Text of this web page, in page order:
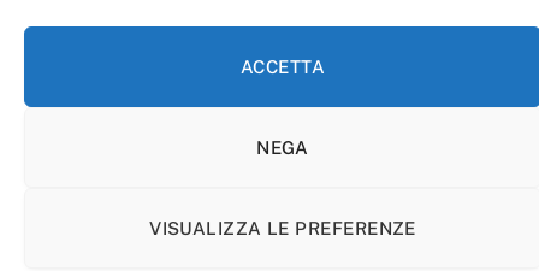
ACCETTA
NEGA
VISUALIZZA LE PREFERENZE
COOKIE POLICY